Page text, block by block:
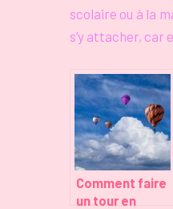
scolaire ou à la
s’y attacher, car
Comment faire
un tour en